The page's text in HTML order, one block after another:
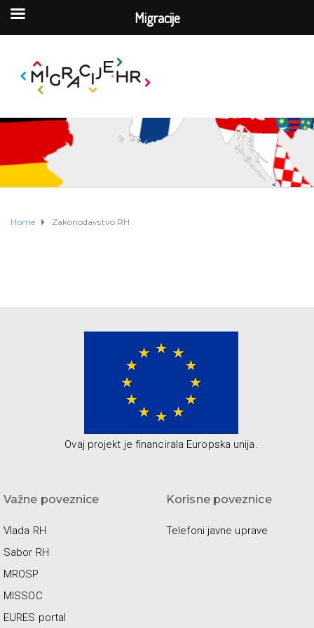
Home Zakonodavstvo RH
Ovaj projekt je financirala Europska unija.
Važne poveznice
Vlada RH
Sabor RH
MROSP
MISSOC
EURES portal
Korisne poveznice
Telefoni javne uprave
Migracije